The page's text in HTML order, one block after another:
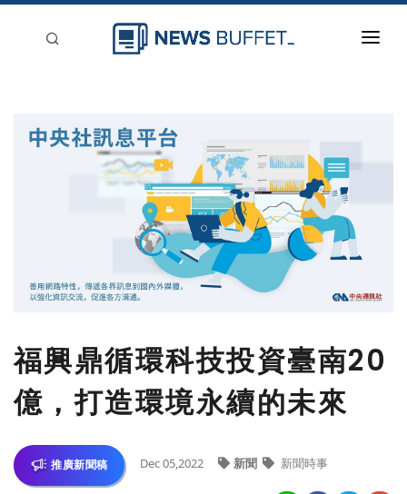
福興鼎循環科技投資臺南20
億，打造環境永續的未來
推廣新聞稿 Dec 05,2022 新聞 新聞時事